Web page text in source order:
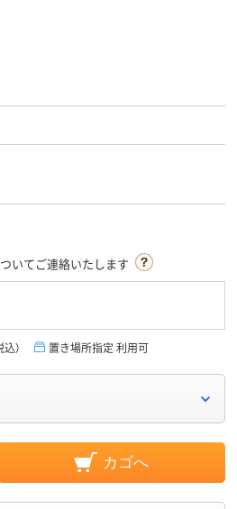
いてご連絡いたします
込） 置き場所指定 利用可
カゴへ